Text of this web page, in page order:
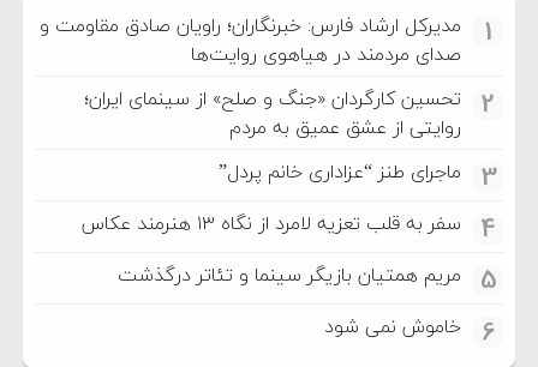
1
مدیرکل ارشاد فارس: خبرنگاران؛ راویان صادق مقاومت و
صدای مردمند در هیاهوی روایت‌ها
2
تحسین کارگردان «جنگ و صلح» از سینمای ایران؛
روایتی از عشق عمیق به مردم
3 ماجرای طنز “عزاداری خانم پردل”
4 سفر به قلب تعزیه لامرد از نگاه ۱۳ هنرمند عکاس
5 مریم همتیان بازیگر سینما و تئاتر درگذشت
6 خاموش نمی شود